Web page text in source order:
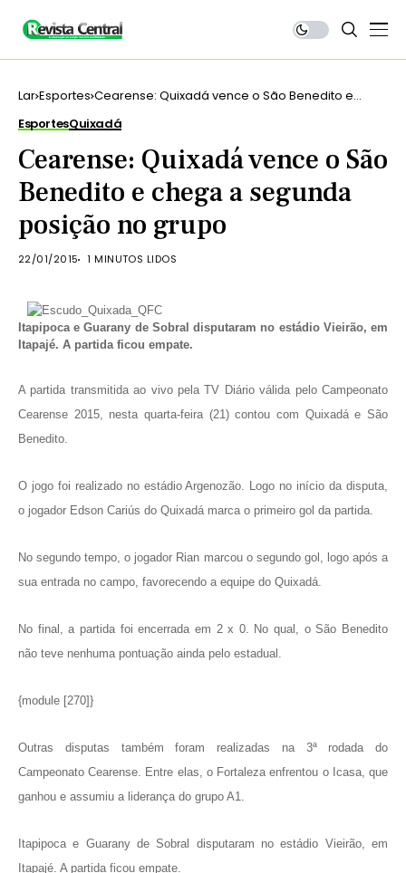
Lar Esportes Cearense: Quixadá vence o São Benedito e
EsportesQuixadá
Cearense: Quixadá vence o São
Benedito e chega a segunda
posição no grupo
22/01/2015 1 MINUTOS LIDOS
Itapipoca e Guarany de Sobral disputaram no estádio Vieirão, em
Itapajé. A partida ficou empate.
A partida transmitida ao vivo pela TV Diário válida pelo Campeonato
Cearense 2015, nesta quarta-feira (21) contou com Quixadá e São
Benedito.
O jogo foi realizado no estádio Argenozão. Logo no início da disputa,
o jogador Edson Cariús do Quixadá marca o primeiro gol da partida.
No segundo tempo, o jogador Rian marcou o segundo gol, logo após a
sua entrada no campo, favorecendo a equipe do Quixadá.
No final, a partida foi encerrada em 2 x 0. No qual, o São Benedito
não teve nenhuma pontuação ainda pelo estadual.
{module [270]}
Outras disputas também foram realizadas na 3ª rodada do
Campeonato Cearense. Entre elas, o Fortaleza enfrentou o Icasa, que
ganhou e assumiu a liderança do grupo A1.
Itapipoca e Guarany de Sobral disputaram no estádio Vieirão, em
Itapajé. A partida ficou empate.